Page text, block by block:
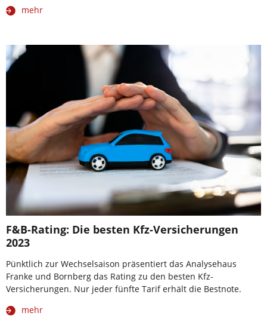
mehr
F&B-Rating: Die besten Kfz-Versicherungen
2023
Pünktlich zur Wechselsaison präsentiert das Analysehaus
Franke und Bornberg das Rating zu den besten Kfz-
Versicherungen. Nur jeder fünfte Tarif erhält die Bestnote.
mehr